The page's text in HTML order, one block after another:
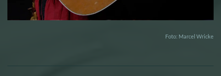
Foto: Marcel Wricke